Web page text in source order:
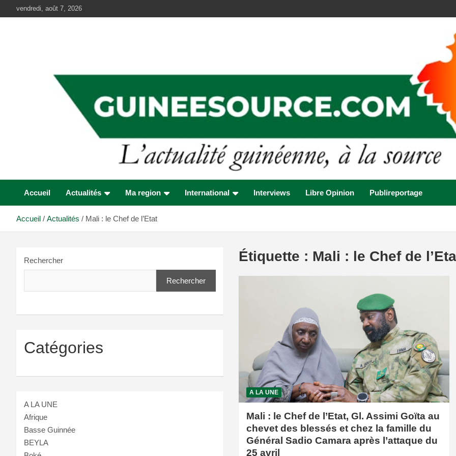
au
vendredi, août 7, 2026
Accueil Actualités Ma region International Interviews Libre Opinion Publireportage
Accueil Actualités Mali : le Chef de l’Etat
Étiquette : Mali : le Chef de
A LA UNE
Mali : le Chef de l’Etat, Gl. Assimi Goïta au
chevet des blessés et chez la famille du
Général Sadio Camara après l’attaque du
25 avril
Rechercher
Rechercher
Catégories
A LA UNE
Afrique
Basse Guinnée
BEYLA